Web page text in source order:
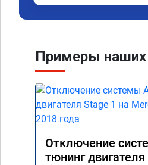
Примеры наших
Отключение
тюнинг